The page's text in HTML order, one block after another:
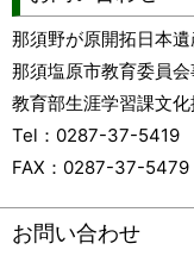
那須野が原開拓日本
那須塩原市教育委員
教育部生涯学習課文
Tel：0287-37-5419
FAX：0287-37-5479
お問い合わせ